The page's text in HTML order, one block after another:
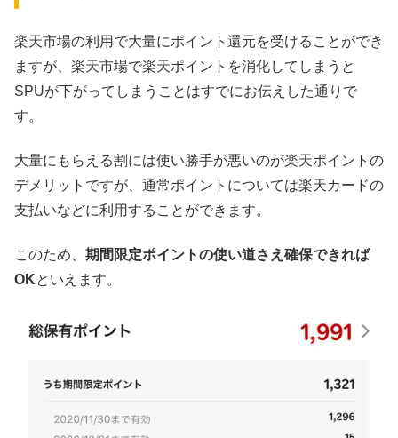
楽天市場の利用で大量にポイント還元を受けることができ
ますが、楽天市場で楽天ポイントを消化してしまうと
SPUが下がってしまうことはすでにお伝えした通りで
す。
大量にもらえる割には使い勝手が悪いのが楽天ポイントの
デメリットですが、通常ポイントについては楽天カードの
支払いなどに利用することができます。
このため、 期間限定ポイントの使い道さえ確保できれば
OKといえます。